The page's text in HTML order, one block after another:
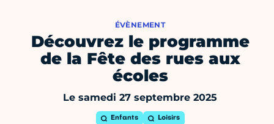
ÉVÈNEMENT
Découvrez le programme
de la Fête des rues aux
écoles
Le samedi 27 septembre 2025
Enfants Loisirs